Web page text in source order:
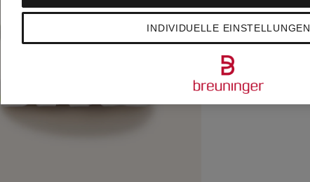
INDIVIDUELLE EINSTELLUNGEN